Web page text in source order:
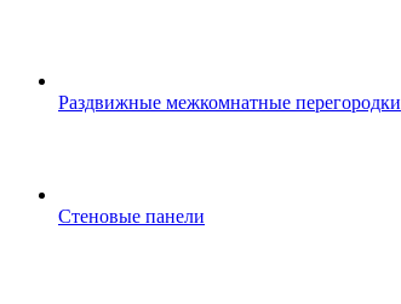
Раздвижные межкомнатные перегородки
Стеновые панели